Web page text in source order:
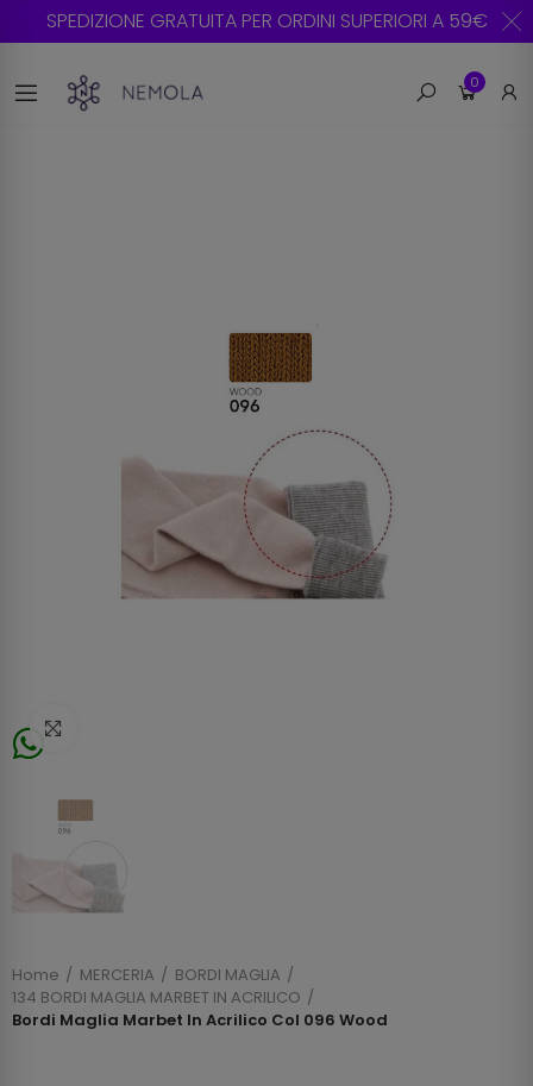
SPEDIZIONE GRATUITA PER ORDINI SUPERIORI A 59€
0
Home MERCERIA
BORDI MAGLIA
134 BORDI MAGLIA MARBET IN ACRILICO
Bordi Maglia Marbet In Acrilico Col 096 Wood